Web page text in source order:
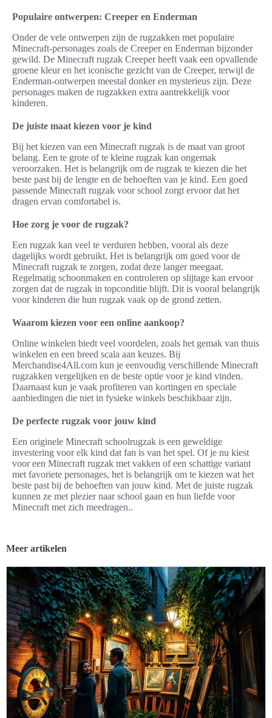
Populaire ontwerpen: Creeper en Enderman
Onder de vele ontwerpen zijn de rugzakken met populaire
Minecraft-personages zoals de Creeper en Enderman bijzonder
gewild. De Minecraft rugzak Creeper heeft vaak een opvallende
groene kleur en het iconische gezicht van de Creeper, terwijl de
Enderman-ontwerpen meestal donker en mysterieus zijn. Deze
personages maken de rugzakken extra aantrekkelijk voor
kinderen.
De juiste maat kiezen voor je kind
Bij het kiezen van een Minecraft rugzak is de maat van groot
belang. Een te grote of te kleine rugzak kan ongemak
veroorzaken. Het is belangrijk om de rugzak te kiezen die het
beste past bij de lengte en de behoeften van je kind. Een goed
passende Minecraft rugzak voor school zorgt ervoor dat het
dragen ervan comfortabel is.
Hoe zorg je voor de rugzak?
Een rugzak kan veel te verduren hebben, vooral als deze
dagelijks wordt gebruikt. Het is belangrijk om goed voor de
Minecraft rugzak te zorgen, zodat deze langer meegaat.
Regelmatig schoonmaken en controleren op slijtage kan ervoor
zorgen dat de rugzak in topconditie blijft. Dit is vooral belangrijk
voor kinderen die hun rugzak vaak op de grond zetten.
Waarom kiezen voor een online aankoop?
Online winkelen biedt veel voordelen, zoals het gemak van thuis
winkelen en een breed scala aan keuzes. Bij
Merchandise4All.com kun je eenvoudig verschillende Minecraft
rugzakken vergelijken en de beste optie voor je kind vinden.
Daarnaast kun je vaak profiteren van kortingen en speciale
aanbiedingen die niet in fysieke winkels beschikbaar zijn.
De perfecte rugzak voor jouw kind
Een originele Minecraft schoolrugzak is een geweldige
investering voor elk kind dat fan is van het spel. Of je nu kiest
voor een Minecraft rugzak met vakken of een schattige variant
met favoriete personages, het is belangrijk om te kiezen wat het
beste past bij de behoeften van jouw kind. Met de juiste rugzak
kunnen ze met plezier naar school gaan en hun liefde voor
Minecraft met zich meedragen..
Meer artikelen